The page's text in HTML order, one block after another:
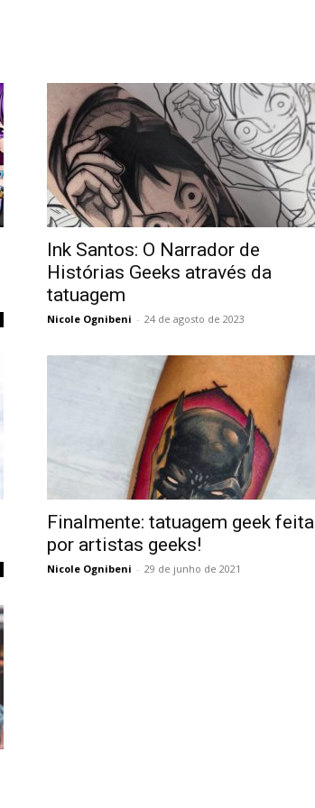
Ink Santos: O Narrador de
Histórias Geeks através da
tatuagem
Nicole Ognibeni - 24 de agosto de 2023
Finalmente: tatuagem geek feita
por artistas geeks!
Nicole Ognibeni - 29 de junho de 2021